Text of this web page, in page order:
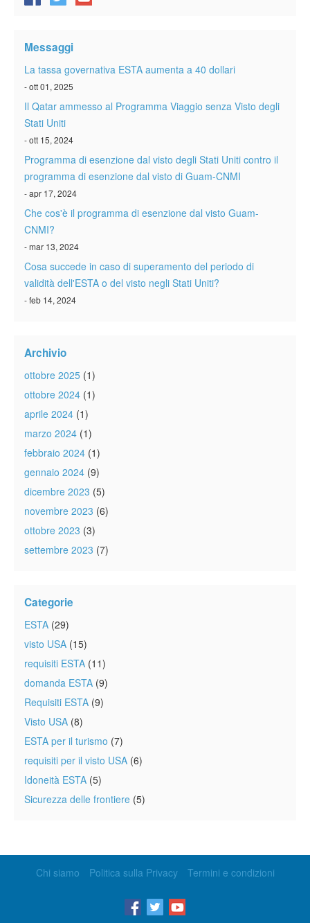
Messaggi
La tassa governativa ESTA aumenta a 40 dollari
- ott 01, 2025
Il Qatar ammesso al Programma Viaggio senza Visto degli
Stati Uniti
- ott 15, 2024
Programma di esenzione dal visto degli Stati Uniti contro il
programma di esenzione dal visto di Guam-CNMI
- apr 17, 2024
Che cos'è il programma di esenzione dal visto Guam-
CNMI?
- mar 13, 2024
Cosa succede in caso di superamento del periodo di
validità dell'ESTA o del visto negli Stati Uniti?
- feb 14, 2024
Archivio
ottobre 2025 (1)
ottobre 2024 (1)
aprile 2024 (1)
marzo 2024 (1)
febbraio 2024 (1)
gennaio 2024 (9)
dicembre 2023 (5)
novembre 2023 (6)
ottobre 2023 (3)
settembre 2023 (7)
Categorie
ESTA (29)
visto USA (15)
requisiti ESTA (11)
domanda ESTA (9)
Requisiti ESTA (9)
Visto USA (8)
ESTA per il turismo (7)
requisiti per il visto USA (6)
Idoneità ESTA (5)
Sicurezza delle frontiere (5)
Chi siamo Politica sulla Privacy Termini e condizioni